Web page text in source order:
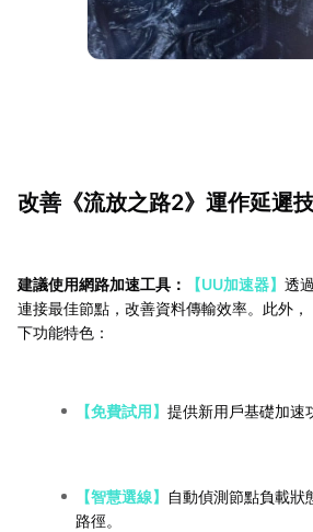
改善《流放之路2》運作延遲
建議使用網路加速工具： 【UU加速器】 透
連接最佳節點，改善資料傳輸效率。此外，
下功能特色：
【免費試用】 提供新用戶基礎加速
【智慧選線】
自動偵測節點負載狀
路徑。